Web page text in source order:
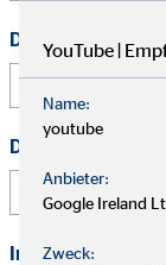
Deine E-Mail
Deine
In welcher Region
YouTube |
Name:
youtube
Anbieter:
Google Ireland
Zweck: